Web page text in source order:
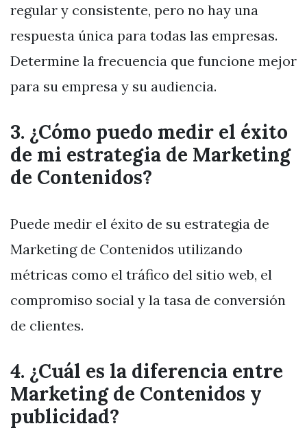
regular y consistente, pero no hay una
respuesta única para todas las empresas.
Determine la frecuencia que funcione mejor
para su empresa y su audiencia.
3. ¿Cómo puedo medir el éxito
de mi estrategia de Marketing
de Contenidos?
Puede medir el éxito de su estrategia de
Marketing de Contenidos utilizando
métricas como el tráfico del sitio web, el
compromiso social y la tasa de conversión
de clientes.
4. ¿Cuál es la diferencia entre
Marketing de Contenidos y
publicidad?